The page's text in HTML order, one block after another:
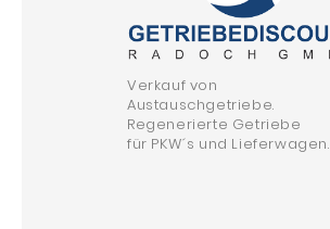
Verkauf von
Austauschgetriebe.
Regenerierte Getriebe
für PKW´s und Lieferwagen.